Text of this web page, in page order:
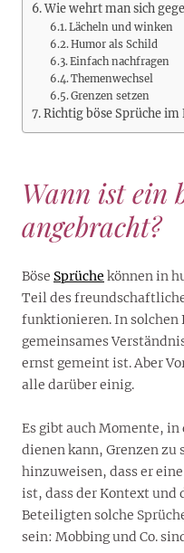
Wie wehrt man sich
Lächeln und winken
Humor als Schild
Einfach nachfragen
Themenwechsel
Grenzen setzen
Richtig böse Sprüche
Wann ist ein
angebracht?
Böse Sprüche können in
Teil des
funktionieren. In
gemeinsames
ernst gemeint ist. Aber
alle darüber einig.
Es gibt auch Momente, in
dienen kann, Grenzen zu
hinzuweisen, dass er
ist, dass der Kontext und
Beteiligten solche
sein: Mobbing und Co.